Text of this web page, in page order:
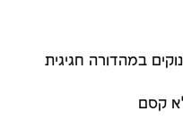
במהדורה חגיגית
קסם